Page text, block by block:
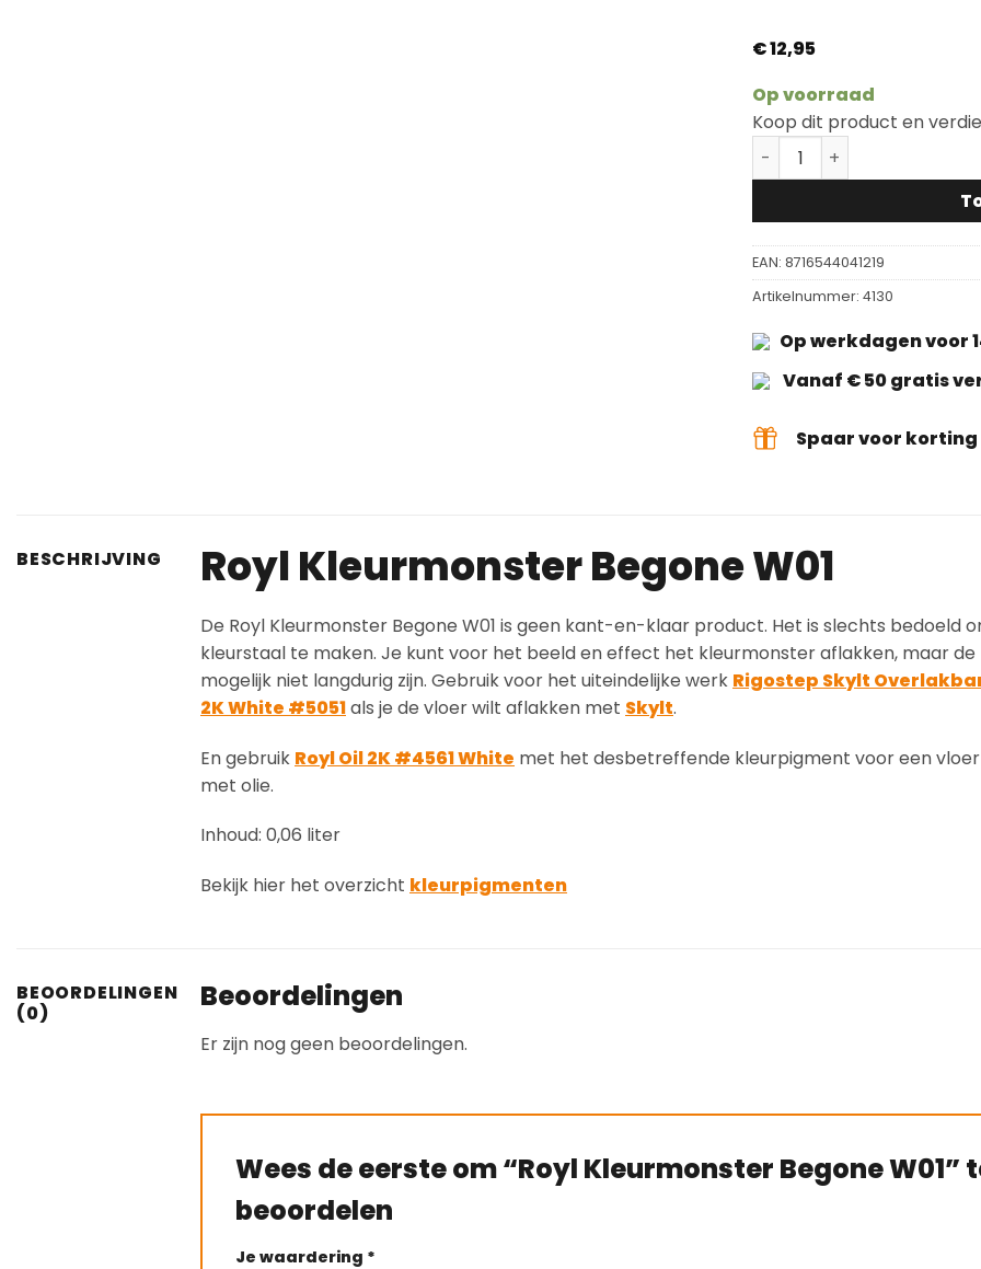
€12,95
Op voorraad
Koop dit product en
Royl Kleurmonster
EAN: 8716544041219
Artikelnummer: 4130
Op werkdagen voor
Vanaf € 50 gratis
Spaar voor
BESCHRIJVING Royl Kleurmonster Begone W01
De Royl Kleurmonster Begone W01 is geen kant-en-klaar product. Het is slechts bedoeld
kleurstaal te maken. Je kunt voor het beeld en effect het kleurmonster aflakken, maar de
mogelijk niet langdurig zijn. Gebruik voor het uiteindelijke werk Rigostep Skylt
2K White #5051als je de vloer wilt aflakken met Skylt.
En gebruik Royl Oil 2K #4561 White met het desbetreffende kleurpigment voor een
met olie.
Inhoud: 0,06 liter
Bekijk hier het overzicht kleurpigmenten
BEOORDELINGEN
(0)
Beoordelingen
Er zijn nog geen beoordelingen.
Wees de eerste om “Royl Kleurmonster Begone W01”
beoordelen
Je waardering *